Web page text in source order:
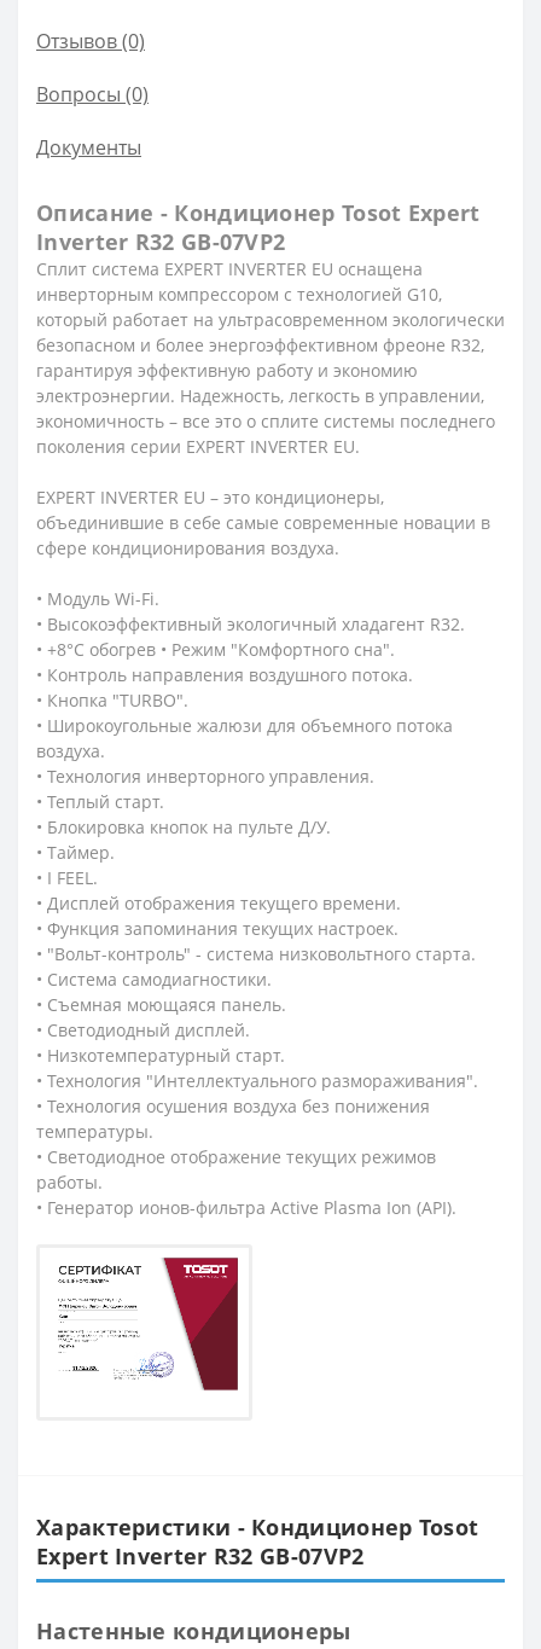
Отзывов (0)
Вопросы (0)
Документы
Описание - Кондиционер Tosot Expert
Inverter R32 GB-07VP2
Сплит система EXPERT INVERTER EU оснащена
инверторным компрессором с технологией G10,
который работает на ультрасовременном экологически
безопасном и более энергоэффективном фреоне R32,
гарантируя эффективную работу и экономию
электроэнергии. Надежность, легкость в управлении,
экономичность – все это о сплите системы последнего
поколения серии EXPERT INVERTER EU.
EXPERT INVERTER EU – это кондиционеры,
объединившие в себе самые современные новации в
сфере кондиционирования воздуха.
• Модуль Wi-Fi.
• Высокоэффективный экологичный хладагент R32.
• +8°С обогрев • Режим "Комфортного сна".
• Контроль направления воздушного потока.
• Кнопка "TURBO".
• Широкоугольные жалюзи для объемного потока
воздуха.
• Технология инверторного управления.
• Теплый старт.
• Блокировка кнопок на пульте Д/У.
• Таймер.
• I FEEL.
• Дисплей отображения текущего времени.
• Функция запоминания текущих настроек.
• "Вольт-контроль" - система низковольтного старта.
• Система самодиагностики.
• Съемная моющаяся панель.
• Светодиодный дисплей.
• Низкотемпературный старт.
• Технология "Интеллектуального размораживания".
• Технология осушения воздуха без понижения
температуры.
• Светодиодное отображение текущих режимов
работы.
• Генератор ионов-фильтра Active Plasma Ion (API).
Характеристики - Кондиционер Tosot
Expert Inverter R32 GB-07VP2
Настенные кондиционеры